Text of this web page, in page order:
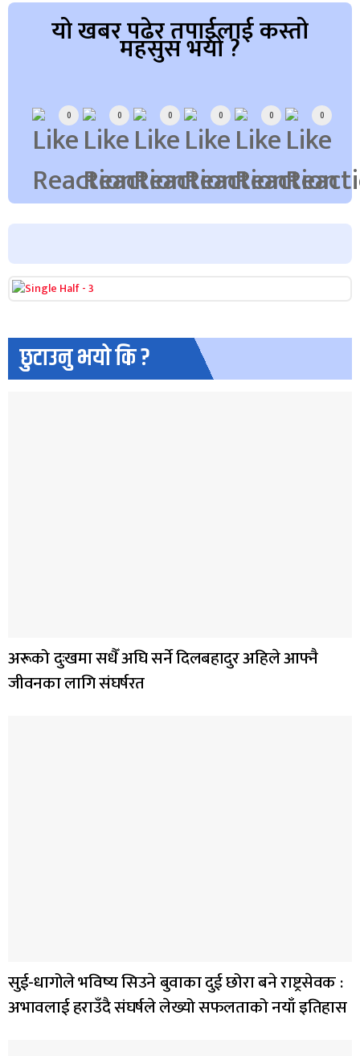
यो खबर पढेर तपाईलाई कस्तो
महसुस भयो ?
0 0 0 0 0 0
छुटाउनु भयो कि ?
अरूको दुःखमा सधैँ अघि सर्ने दिलबहादुर अहिले आफ्नै
जीवनका लागि संघर्षरत
सुई-धागोले भविष्य सिउने बुवाका दुई छोरा बने राष्ट्रसेवक :
अभावलाई हराउँदै संघर्षले लेख्यो सफलताको नयाँ इतिहास